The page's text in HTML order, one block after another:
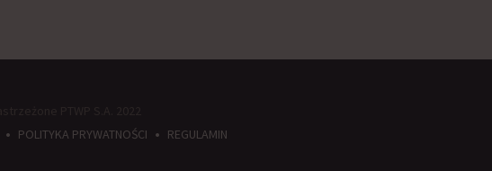
• POLITYKA PRYWATNOŚCI • REGULAMIN